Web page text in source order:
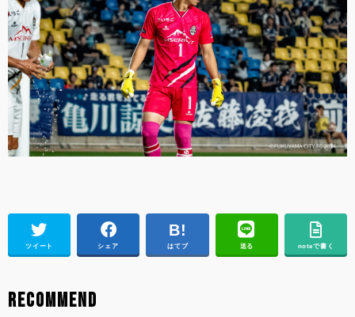
ツイート シェア はてブ 送る noteで書く
RECOMMEND